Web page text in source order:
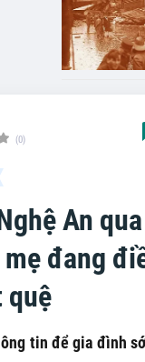
An
đang
tin để gia đình
(0)